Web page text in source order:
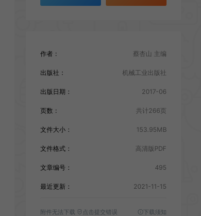
作者： 蔡杏山 主编
出版社： 机械工业出版社
出版日期： 2017-06
页数： 共计266页
文件大小： 153.95MB
文件格式： 高清版PDF
文章编号： 495
最近更新： 2021-11-15
附件无法下载 点击提交错误 下载须知